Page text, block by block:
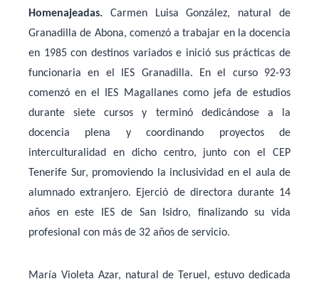
Homenajeadas. Carmen Luisa González, natural de
Granadilla de Abona, comenzó a trabajar en la docencia
en 1985 con destinos variados e inició sus prácticas de
funcionaria en el IES Granadilla. En el curso 92-93
comenzó en el IES Magallanes como jefa de estudios
durante siete cursos y terminó dedicándose a la
docencia plena y coordinando proyectos de
interculturalidad en dicho centro, junto con el CEP
Tenerife Sur, promoviendo la inclusividad en el aula de
alumnado extranjero. Ejerció de directora durante 14
años en este IES de San Isidro, finalizando su vida
profesional con más de 32 años de servicio.
María Violeta Azar, natural de Teruel, estuvo dedicada